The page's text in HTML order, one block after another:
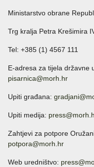
Ministarstvo obrane
Trg kralja Petra Krešimira
Tel: +385 (1) 4567 111
E-adresa za tijela državne
pisarnica@morh.hr
Upiti građana:
Upiti medija:
Zahtjevi za potpore
potpora@morh.hr
Web uredništvo: